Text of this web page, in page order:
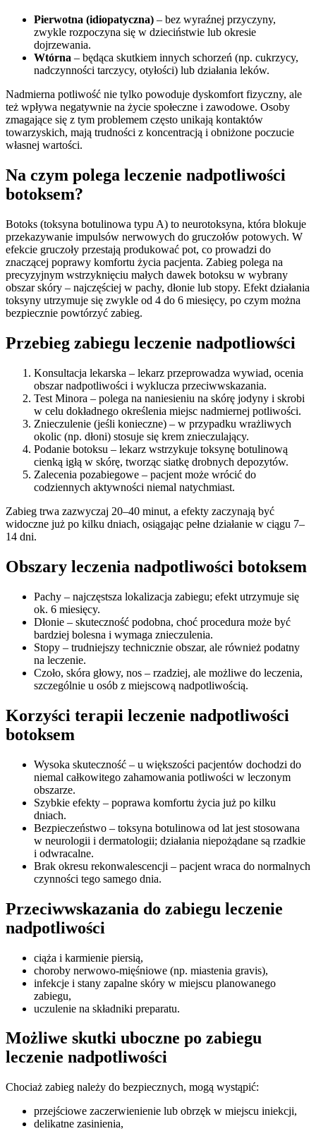
Pierwotna (idiopatyczna) – bez wyraźnej przyczyny,
zwykle rozpoczyna się w dzieciństwie lub okresie
dojrzewania.
Wtórna – będąca skutkiem innych schorzeń (np. cukrzycy,
nadczynności tarczycy, otyłości) lub działania leków.
Nadmierna potliwość nie tylko powoduje dyskomfort fizyczny, ale
też wpływa negatywnie na życie społeczne i zawodowe. Osoby
zmagające się z tym problemem często unikają kontaktów
towarzyskich, mają trudności z koncentracją i obniżone poczucie
własnej wartości.
Na czym polega leczenie nadpotliwości
botoksem?
Botoks (toksyna botulinowa typu A) to neurotoksyna, która blokuje
przekazywanie impulsów nerwowych do gruczołów potowych. W
efekcie gruczoły przestają produkować pot, co prowadzi do
znaczącej poprawy komfortu życia pacjenta. Zabieg polega na
precyzyjnym wstrzyknięciu małych dawek botoksu w wybrany
obszar skóry – najczęściej w pachy, dłonie lub stopy. Efekt działania
toksyny utrzymuje się zwykle od 4 do 6 miesięcy, po czym można
bezpiecznie powtórzyć zabieg.
Przebieg zabiegu leczenie nadpotliowści
Konsultacja lekarska – lekarz przeprowadza wywiad, ocenia
obszar nadpotliwości i wyklucza przeciwwskazania.
Test Minora – polega na naniesieniu na skórę jodyny i skrobi
w celu dokładnego określenia miejsc nadmiernej potliwości.
Znieczulenie (jeśli konieczne) – w przypadku wrażliwych
okolic (np. dłoni) stosuje się krem znieczulający.
Podanie botoksu – lekarz wstrzykuje toksynę botulinową
cienką igłą w skórę, tworząc siatkę drobnych depozytów.
Zalecenia pozabiegowe – pacjent może wrócić do
codziennych aktywności niemal natychmiast.
Zabieg trwa zazwyczaj 20–40 minut, a efekty zaczynają być
widoczne już po kilku dniach, osiągając pełne działanie w ciągu 7–
14 dni.
Obszary leczenia nadpotliwości botoksem
Pachy – najczęstsza lokalizacja zabiegu; efekt utrzymuje się
ok. 6 miesięcy.
Dłonie – skuteczność podobna, choć procedura może być
bardziej bolesna i wymaga znieczulenia.
Stopy – trudniejszy technicznie obszar, ale również podatny
na leczenie.
Czoło, skóra głowy, nos – rzadziej, ale możliwe do leczenia,
szczególnie u osób z miejscową nadpotliwością.
Korzyści terapii leczenie nadpotliwości
botoksem
Wysoka skuteczność – u większości pacjentów dochodzi do
niemal całkowitego zahamowania potliwości w leczonym
obszarze.
Szybkie efekty – poprawa komfortu życia już po kilku
dniach.
Bezpieczeństwo – toksyna botulinowa od lat jest stosowana
w neurologii i dermatologii; działania niepożądane są rzadkie
i odwracalne.
Brak okresu rekonwalescencji – pacjent wraca do normalnych
czynności tego samego dnia.
Przeciwwskazania do zabiegu leczenie
nadpotliwości
ciąża i karmienie piersią,
choroby nerwowo-mięśniowe (np. miastenia gravis),
infekcje i stany zapalne skóry w miejscu planowanego
zabiegu,
uczulenie na składniki preparatu.
Możliwe skutki uboczne po zabiegu
leczenie nadpotliwości
Chociaż zabieg należy do bezpiecznych, mogą wystąpić:
przejściowe zaczerwienienie lub obrzęk w miejscu iniekcji,
delikatne zasinienia,